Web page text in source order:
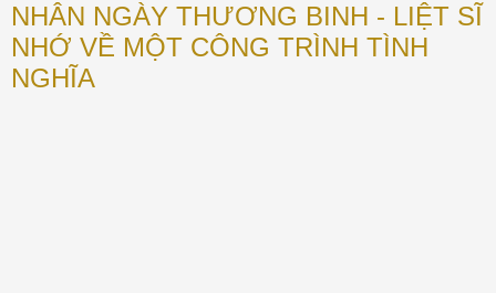
NHÂN NGÀY THƯƠNG BINH - LIỆT SĨ
NHỚ VỀ MỘT CÔNG TRÌNH TÌNH
NGHĨA